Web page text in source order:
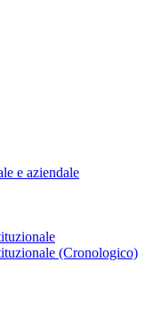
e aziendale
(Cronologico)